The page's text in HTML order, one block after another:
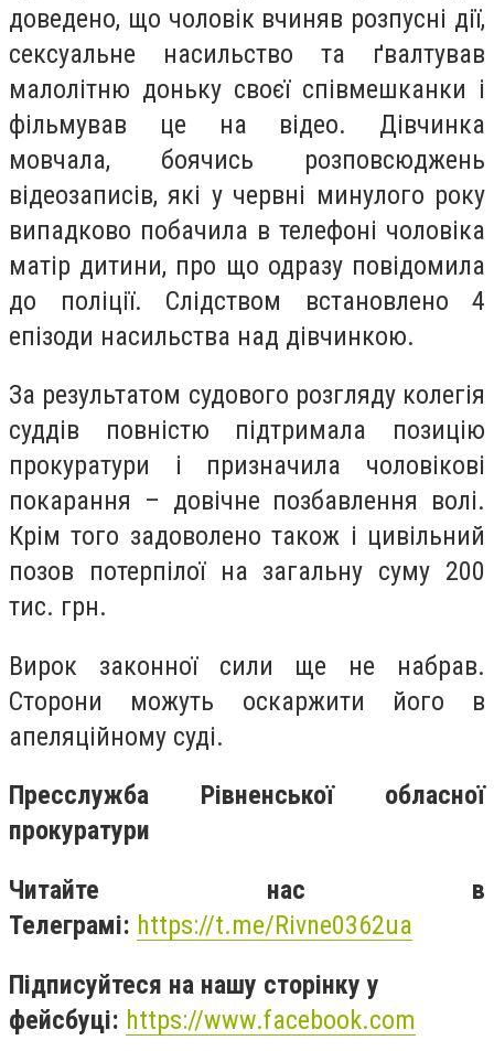
доведено, що чоловік вчиняв розпусні дії,
сексуальне насильство та ґвалтував
малолітню доньку своєї співмешканки і
фільмував це на відео. Дівчинка
мовчала, боячись розповсюджень
відеозаписів, які у червні минулого року
випадково побачила в телефоні чоловіка
матір дитини, про що одразу повідомила
до поліції. Слідством встановлено 4
епізоди насильства над дівчинкою.
За результатом судового розгляду колегія
суддів повністю підтримала позицію
прокуратури і призначила чоловікові
покарання – довічне позбавлення волі.
Крім того задоволено також і цивільний
позов потерпілої на загальну суму 200
тис. грн.
Вирок законної сили ще не набрав.
Сторони можуть оскаржити його в
апеляційному суді.
Пресслужба Рівненської обласної
прокуратури
Читайте нас в
Телеграмі: https://t.me/Rivne0362ua
Підписуйтеся на нашу сторінку у
фейсбуці: https://www.facebook.com